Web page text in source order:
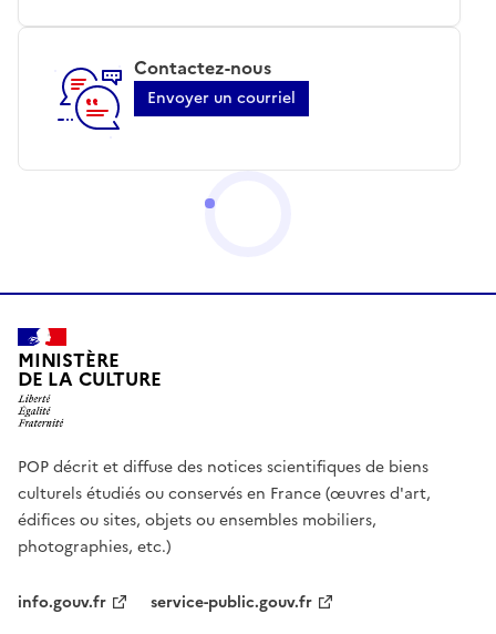
Contactez-nous
Envoyer un courriel
MINISTÈRE
DE LA CULTURE
POP décrit et diffuse des notices scientifiques de biens
culturels étudiés ou conservés en France (œuvres d'art,
édifices ou sites, objets ou ensembles mobiliers,
photographies, etc.)
info.gouv.fr service-public.gouv.fr